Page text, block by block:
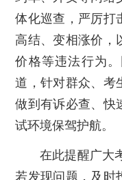
体化巡查，严厉打
高结、变相涨价，
价格等违法行为
道，针对群众、考
做到有诉必查、快
试环境保驾护航。
在此提醒广大
若发现问题，及时